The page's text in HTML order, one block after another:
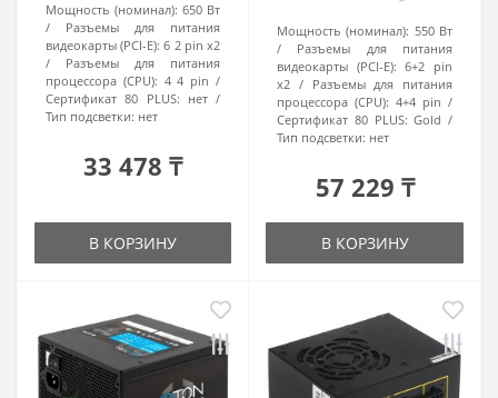
Мощность (номинал): 650 Вт
Разъемы для питания
видеокарты (PCI-E): 6 2 pin x2
Разъемы для питания
процессора (CPU): 4 4 pin
Сертификат 80 PLUS: нет
Тип подсветки: нет
33 478 ₸
В КОРЗИНУ
Мощность (номинал): 550 Вт
Разъемы для питания
видеокарты (PCI-E): 6+2 pin
x2
Разъемы для питания
процессора (CPU): 4+4 pin
Сертификат 80 PLUS: Gold
Тип подсветки: нет
57 229 ₸
В КОРЗИНУ